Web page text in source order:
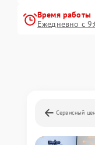
Время работы
Ежедневно с
Сервисный